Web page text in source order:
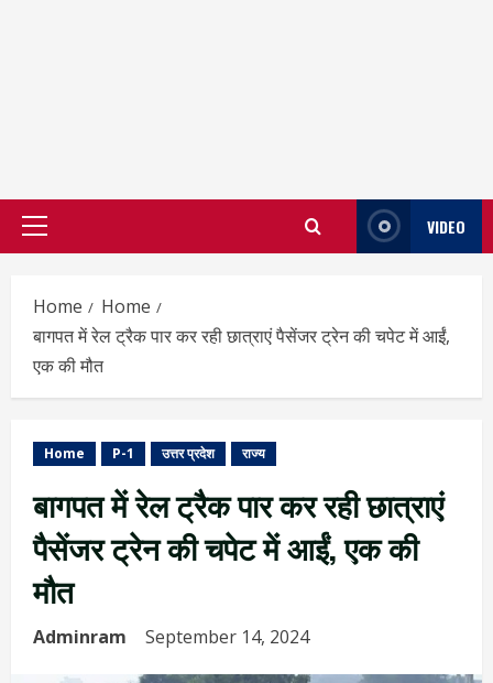
Primary
VIDEO
Home
Home
बागपत में रेल ट्रैक पार कर रही छात्राएं पैसेंजर ट्रेन की चपेट में आईं,
एक की मौत
Home P-1 उत्तर प्रदेश राज्य
बागपत में रेल ट्रैक पार कर रही छात्राएं
पैसेंजर ट्रेन की चपेट में आईं, एक की
मौत
Adminram September 14, 2024